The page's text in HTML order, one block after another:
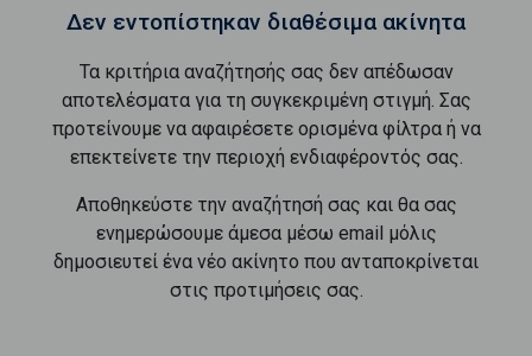
Δεν εντοπίστηκαν διαθέσιμα ακίνητα
Τα κριτήρια αναζήτησής σας δεν απέδωσαν
αποτελέσματα για τη συγκεκριμένη στιγμή. Σας
προτείνουμε να αφαιρέσετε ορισμένα φίλτρα ή να
επεκτείνετε την περιοχή ενδιαφέροντός σας.
Αποθηκεύστε την αναζήτησή σας και θα σας
ενημερώσουμε άμεσα μέσω email μόλις
δημοσιευτεί ένα νέο ακίνητο που ανταποκρίνεται
στις προτιμήσεις σας.